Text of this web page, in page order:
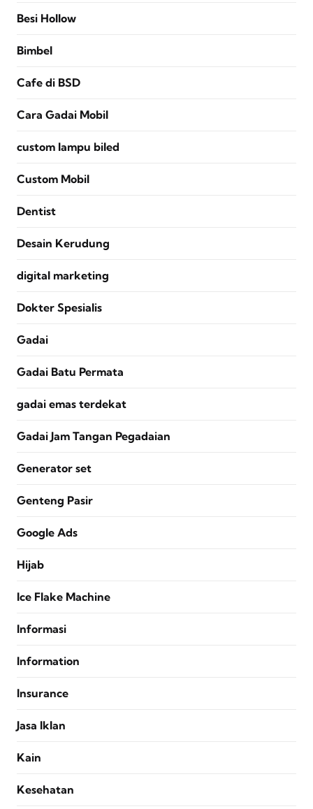
Besi Hollow
Bimbel
Cafe di BSD
Cara Gadai Mobil
custom lampu biled
Custom Mobil
Dentist
Desain Kerudung
digital marketing
Dokter Spesialis
Gadai
Gadai Batu Permata
gadai emas terdekat
Gadai Jam Tangan Pegadaian
Generator set
Genteng Pasir
Google Ads
Hijab
Ice Flake Machine
Informasi
Information
Insurance
Jasa Iklan
Kain
Kesehatan